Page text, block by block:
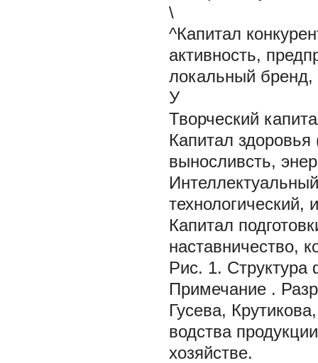
\
^Капитал
активность,
локальный бренд,
У
Творческий
Капитал
выносливсть,
технологический,
Капитал
наставничество,
Рис. 1. Структура
Примечание .
Гусева,
водства
хозяйстве.